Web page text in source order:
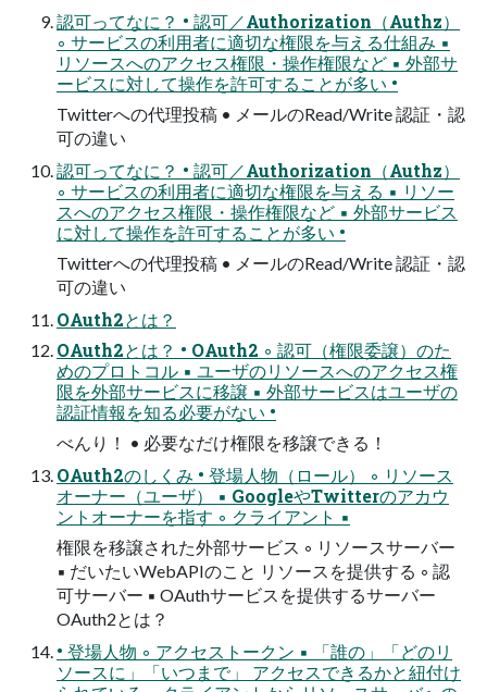
認可ってなに？ • 認可／Authorization（Authz）
◦ サービスの利用者に適切な権限を与える仕組み ▪
リソースへのアクセス権限・操作権限など ▪ 外部サ
ービスに対して操作を許可することが多い •
Twitterへの代理投稿 • メールのRead/Write 認証・認
可の違い
認可ってなに？ • 認可／Authorization（Authz）
◦ サービスの利用者に適切な権限を与える ▪ リソー
スへのアクセス権限・操作権限など ▪ 外部サービス
に対して操作を許可することが多い •
Twitterへの代理投稿 • メールのRead/Write 認証・認
可の違い
OAuth2とは？
OAuth2とは？ • OAuth2 ◦ 認可（権限委譲）のた
めのプロトコル ▪ ユーザのリソースへのアクセス権
限を外部サービスに移譲 ▪ 外部サービスはユーザの
認証情報を知る必要がない •
べんり！ • 必要なだけ権限を移譲できる！
OAuth2のしくみ • 登場人物（ロール） ◦ リソース
オーナー（ユーザ） ▪ GoogleやTwitterのアカウ
ントオーナーを指す ◦ クライアント ▪
権限を移譲された外部サービス ◦ リソースサーバー
▪ だいたいWebAPIのこと リソースを提供する ◦ 認
可サーバー ▪ OAuthサービスを提供するサーバー
OAuth2とは？
• 登場人物 ◦ アクセストークン ▪ 「誰の」「どのリ
ソースに」「いつまで」 アクセスできるかと紐付け